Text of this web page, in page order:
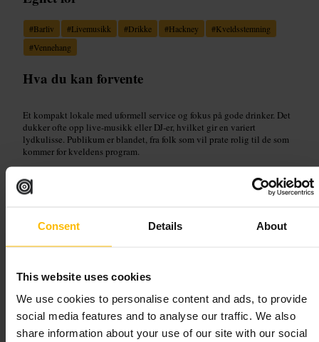
Consent Details About
This website uses cookies
We use cookies to personalise content and ads, to provide
social media features and to analyse our traffic. We also
share information about your use of our site with our social
#Barliv #Livemusikk #Drikke #Hackney #Kveldsstemning
#Vennehang
Hva du kan forvente
Et kompakt lokale med uformell service og fokus på gode drinker. Det
dukker ofte opp live-musikk eller DJ-er, hvilket gir en variert
lydkulisse. Publikum er blandet, fra folk som vil prate rolig til de som
kommer for kveldens program.
Planlegg ditt besøk
Kom tidligere om du vil sikre sitteplass. For større grupper, sjekk
transport tilbake hvis du skal bli sent ute.
https://folklorehoxton.co.uk/
186 Hackney Rd, London E2 7QL, Storbritannia
sYp